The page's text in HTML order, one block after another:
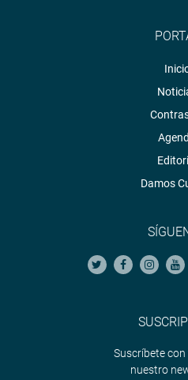
Damos
Suscríbete
nuestro